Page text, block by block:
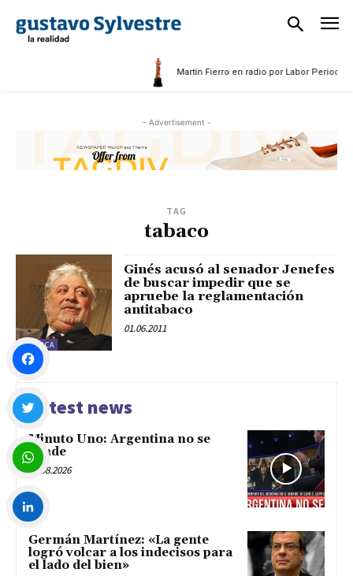
Martín Fierro en radio por Labor
- Advertisement -
TAG
tabaco
POLÍTICA
Ginés acusó al senador Jenefes
de buscar impedir que se
apruebe la reglamentación
antitabaco
01.06.2011
Latest news
Minuto Uno: Argentina no se
vende
07.08.2026
Germán Martínez: «La gente
logró volcar a los indecisos para
el lado del bien»
Facebook
Twitter
WhatsApp
LinkedIn